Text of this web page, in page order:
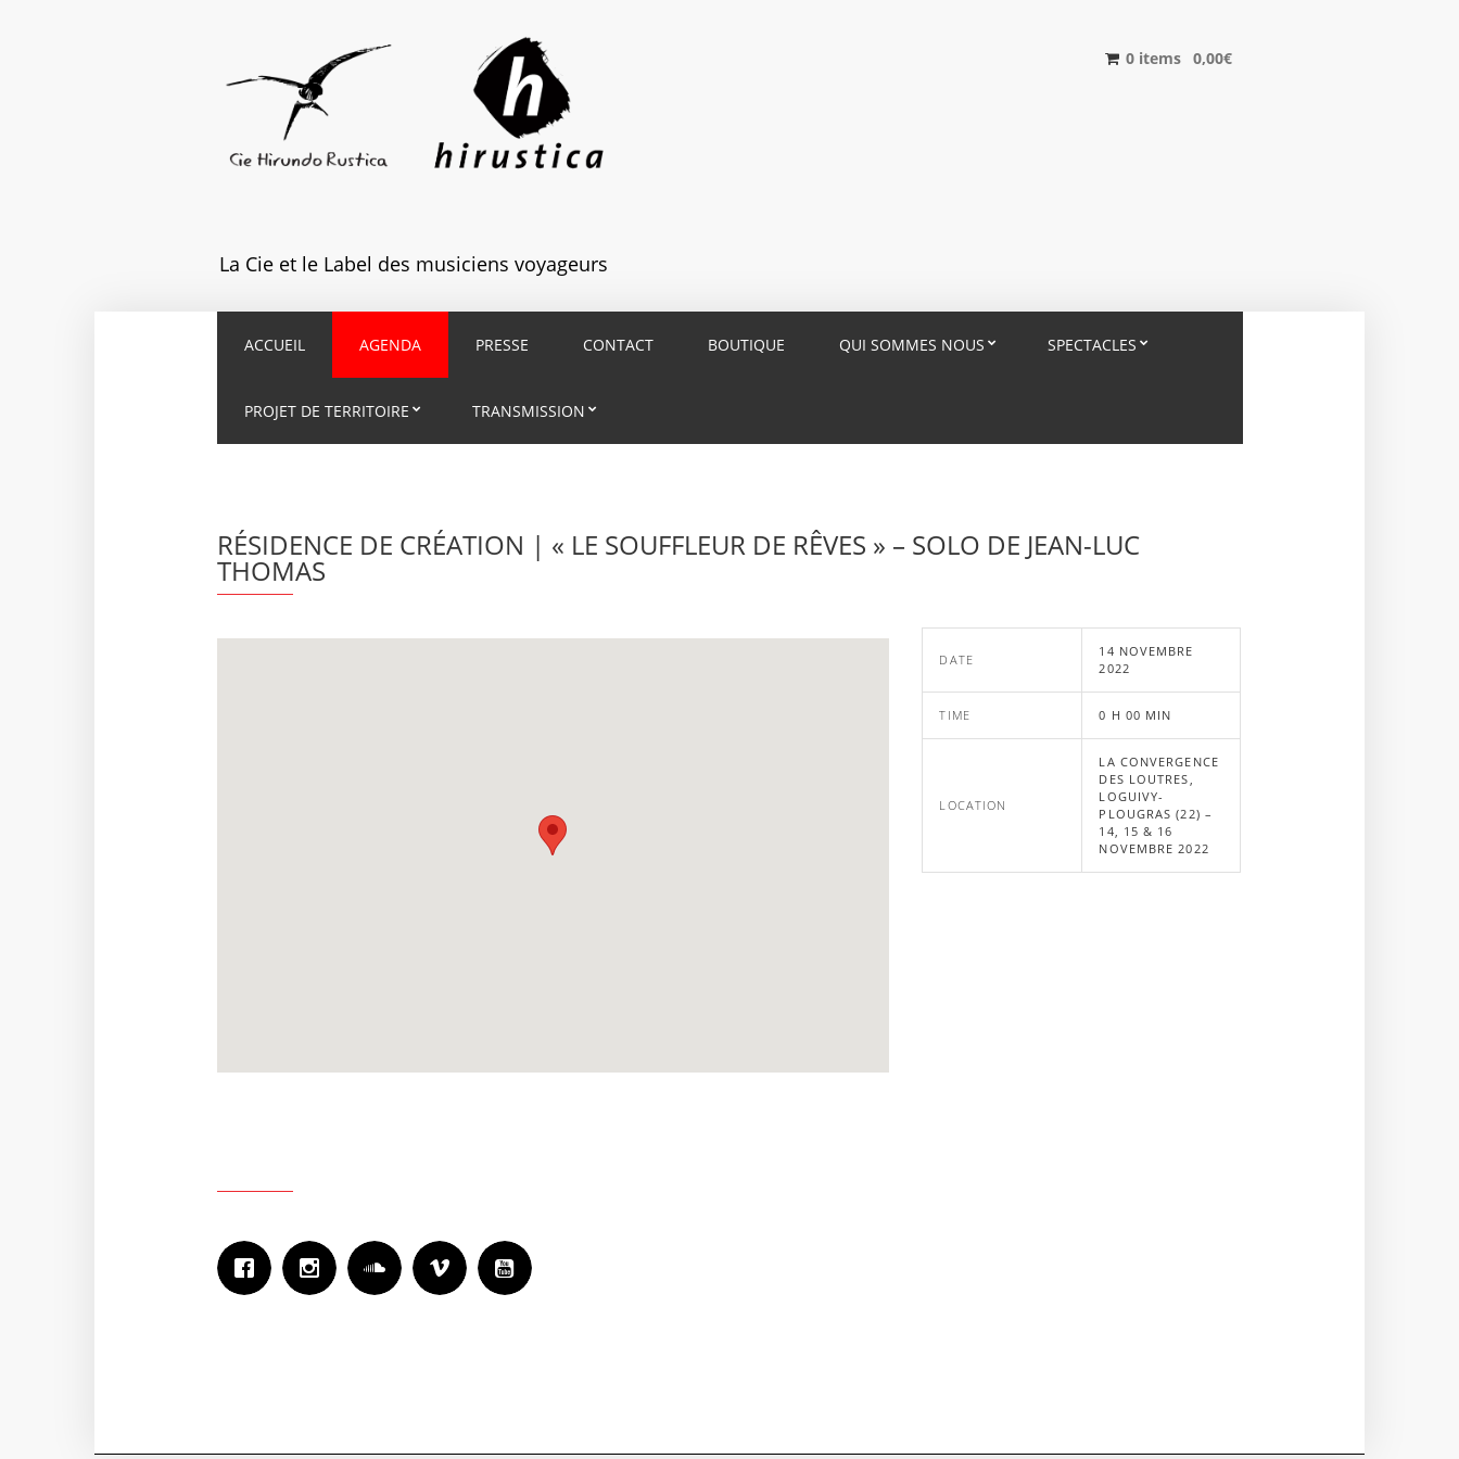
La Cie et le Label des musiciens voyageurs
0 items 0,00€
ACCUEIL AGENDA PRESSE CONTACT BOUTIQUE QUI SOMMES NOUS SPECTACLES
PROJET DE TERRITOIRE TRANSMISSION
RÉSIDENCE DE CRÉATION | « LE SOUFFLEUR DE RÊVES » – SOLO DE JEAN-LUC
THOMAS
DATE
14 NOVEMBRE
2022
TIME 0 H 00 MIN
LOCATION
LA CONVERGENCE
DES LOUTRES,
LOGUIVY-
PLOUGRAS (22) –
14, 15 & 16
NOVEMBRE 2022